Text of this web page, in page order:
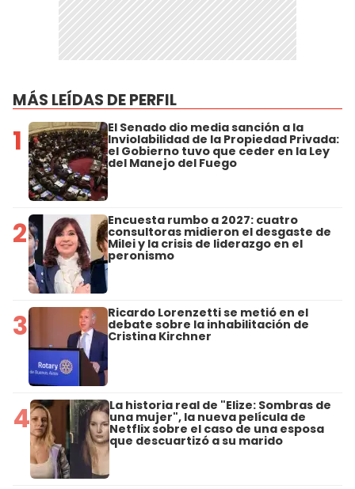
MÁS LEÍDAS DE PERFIL
1 El Senado dio media sanción a la
Inviolabilidad de la Propiedad Privada:
el Gobierno tuvo que ceder en la Ley
del Manejo del Fuego
2 Encuesta rumbo a 2027: cuatro
consultoras midieron el desgaste de
Milei y la crisis de liderazgo en el
peronismo
3 Ricardo Lorenzetti se metió en el
debate sobre la inhabilitación de
Cristina Kirchner
4 La historia real de "Elize: Sombras de
una mujer", la nueva película de
Netflix sobre el caso de una esposa
que descuartizó a su marido